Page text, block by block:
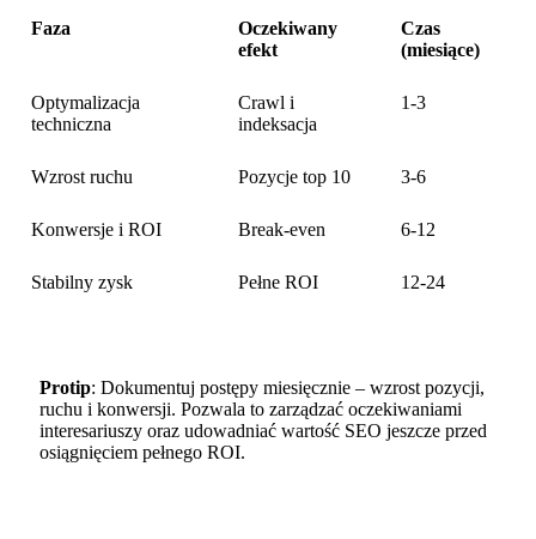
Faza
Oczekiwany
efekt
Czas
(miesiące)
Optymalizacja
techniczna
Crawl i
indeksacja
1-3
Wzrost ruchu Pozycje top 10 3-6
Konwersje i ROI Break-even 6-12
Stabilny zysk Pełne ROI 12-24
Protip: Dokumentuj postępy miesięcznie – wzrost pozycji,
ruchu i konwersji. Pozwala to zarządzać oczekiwaniami
interesariuszy oraz udowadniać wartość SEO jeszcze przed
osiągnięciem pełnego ROI.